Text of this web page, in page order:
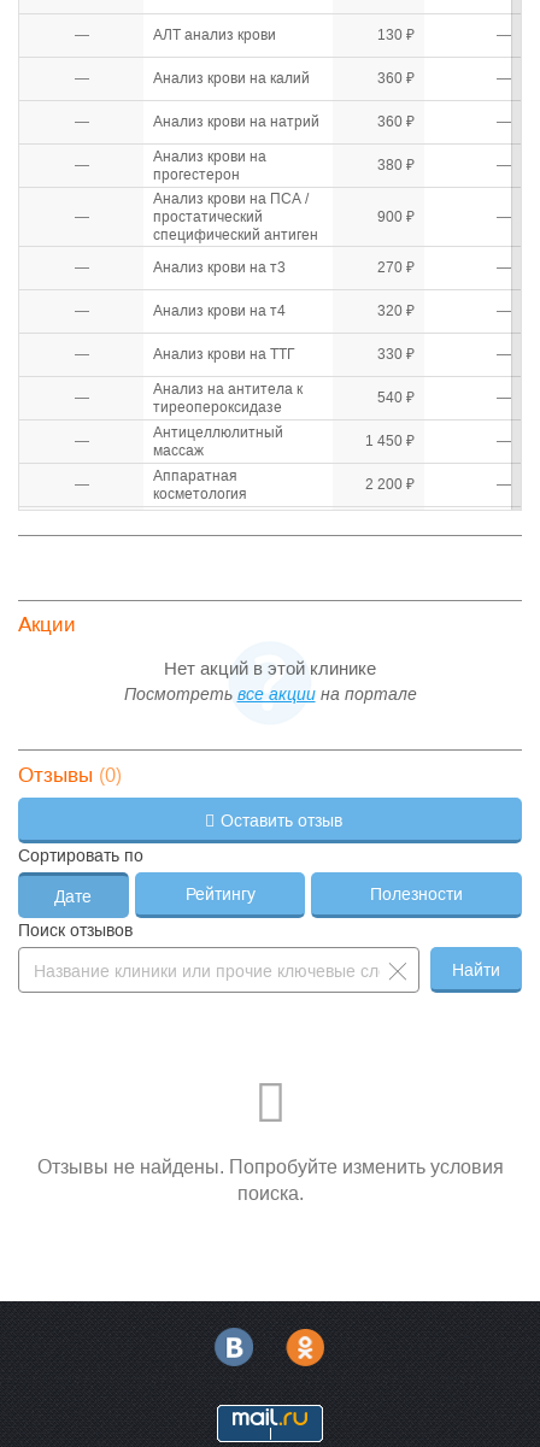
— АЛТ анализ крови 130 ₽ —
— Анализ крови на калий 360 ₽ —
— Анализ крови на натрий 360 ₽ —
—
Анализ крови на
прогестерон
380 ₽ —
—
Анализ крови на ПСА /
простатический
специфический антиген
900 ₽ —
— Анализ крови на т3 270 ₽ —
— Анализ крови на т4 320 ₽ —
— Анализ крови на ТТГ 330 ₽ —
—
Анализ на антитела к
тиреопероксидазе
540 ₽ —
—
Антицеллюлитный
массаж
1 450 ₽ —
—
Аппаратная
косметология
2 200 ₽ —
CoV-2 (covid-19)
—
Внутривенное
капельное введение
растворов
—
кровотока
—
Дуплексное
сканирование
—
Дуплексное
сканирование дуги
1 900 ₽ —
—
сканирование
магистральных сосудов
1 750 ₽ —
Инъекция ботокса
— Карбоновый пилинг 3 800 ₽ —
— Лазерная хирургия 800 ₽
Лазерная эпиляция 600 ₽
—
Лазерное удаление
пигментных пятен
450 ₽ —
—
Лечебный массаж
1 500 ₽ —
Акции
Нет акций в этой клинике
Посмотреть все акциина портале
Отзывы (0)
Оставить отзыв
Сортировать по
Дате Рейтингу
Полезности
Поиск отзывов
Найти
Отзывы не найдены. Попробуйте изменить условия
поиска.